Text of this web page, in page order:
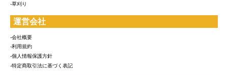
-草刈り
運営会社
-会社概要
-利用規約
-個人情報保護方針
-特定商取引法に基づく表記